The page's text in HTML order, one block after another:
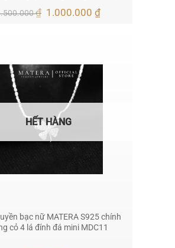
₫ Giá
1.000.000₫Giá
HẾT HÀNG
bạc nữ MATERA S925 chính
cỏ 4 lá đính đá mini MDC11